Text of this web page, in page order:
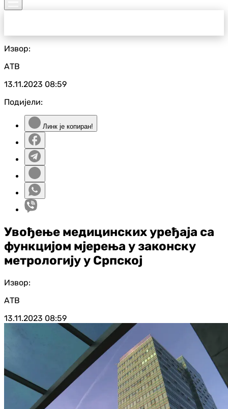
Извор:
АТВ
13.11.2023 08:59
Подијели:
Линк је копиран!
Увођење медицинских уређаја са
функцијом мјерења у законску
метрологију у Српској
Извор:
АТВ
13.11.2023 08:59